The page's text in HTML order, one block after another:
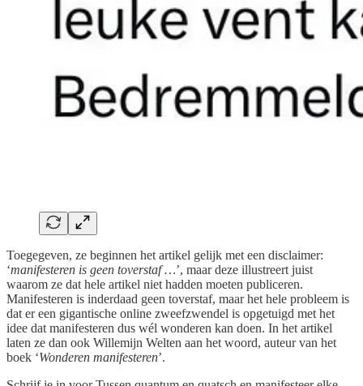
Toegegeven, ze beginnen het artikel gelijk met een disclaimer:
‘manifesteren is geen toverstaf …’, maar deze illustreert juist
waarom ze dat hele artikel niet hadden moeten publiceren.
Manifesteren is inderdaad geen toverstaf, maar het hele probleem is
dat er een gigantische online zweefzwendel is opgetuigd met het
idee dat manifesteren dus wél wonderen kan doen. In het artikel
laten ze dan ook Willemijn Welten aan het woord, auteur van het
boek ‘Wonderen manifesteren’.